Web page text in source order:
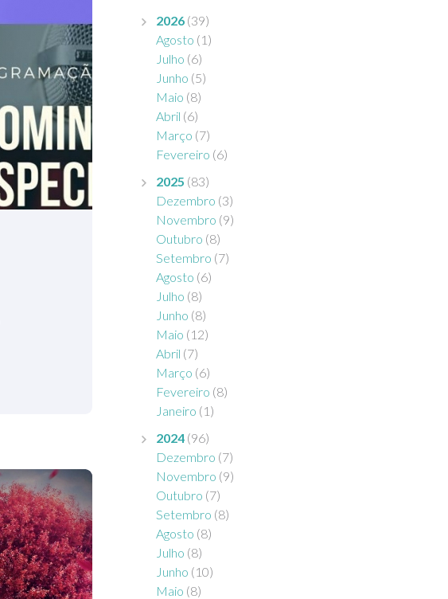
2026 (39)
Agosto (1)
Julho (6)
Junho (5)
Maio (8)
Abril (6)
Março (7)
Fevereiro (6)
2025 (83)
Dezembro (3)
Novembro (9)
Outubro (8)
Setembro (7)
Agosto (6)
Julho (8)
Junho (8)
Maio (12)
Abril (7)
Março (6)
Fevereiro (8)
Janeiro (1)
2024 (96)
Dezembro (7)
Novembro (9)
Outubro (7)
Setembro (8)
Agosto (8)
Julho (8)
Junho (10)
Maio (8)